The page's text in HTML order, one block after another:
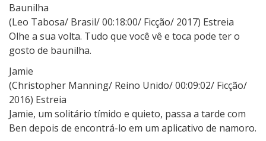
Baunilha
(Leo Tabosa/ Brasil/ 00:18:00/ Ficção/ 2017) Estreia
Olhe a sua volta. Tudo que você vê e toca pode ter o
gosto de baunilha.
Jamie
(Christopher Manning/ Reino Unido/ 00:09:02/ Ficção/
2016) Estreia
Jamie, um solitário tímido e quieto, passa a tarde com
Ben depois de encontrá-lo em um aplicativo de namoro.